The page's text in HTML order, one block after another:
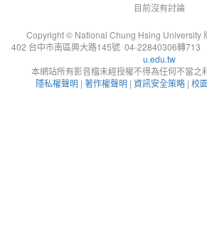
目前沒有討論
Copyright © National Chung Hsing University
402 台中市南區興大路145號 04-22840306轉
u.edu.tw
本網站所有影音檔未經授權不得為任何不當之
隱私權聲明 | 著作權聲明 | 資訊安全策略 | 校